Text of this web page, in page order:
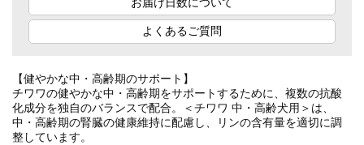
よくあるご質問
【健やかな中・高齢期のサポート】
チワワの健やかな中・高齢期をサポートするために、複数の抗酸
化成分を独自のバランスで配合。＜チワワ 中・高齢犬用＞は、
中・高齢期の腎臓の健康維持に配慮し、リンの含有量を適切に調
整しています。